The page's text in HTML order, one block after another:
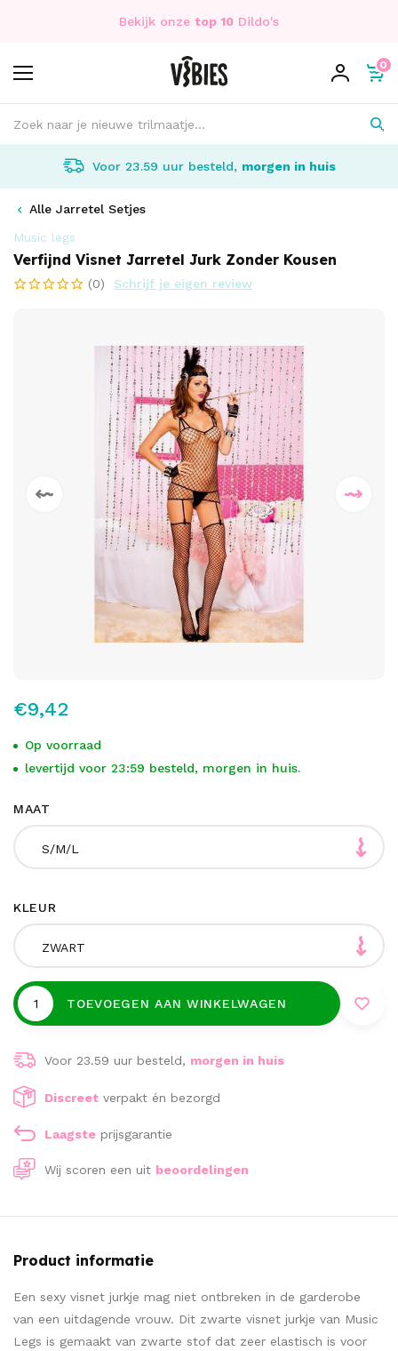
Bekijk onze top 10 Dildo's
0
Voor 23.59 uur besteld, morgen in huis
Alle Jarretel Setjes
Music legs
Verfijnd Visnet Jarretel Jurk Zonder Kousen
(0) Schrijf je eigen review
€9,42
Op voorraad
levertijd voor 23:59 besteld, morgen in huis.
MAAT
S/M/L
KLEUR
ZWART
TOEVOEGEN AAN WINKELWAGEN
Voor 23.59 uur besteld, morgen in huis
Discreet verpakt én bezorgd
Laagste prijsgarantie
Wij scoren een uit beoordelingen
Product informatie
Een sexy visnet jurkje mag niet ontbreken in de garderobe
van een uitdagende vrouw. Dit zwarte visnet jurkje van Music
Legs is gemaakt van zwarte stof dat zeer elastisch is voor